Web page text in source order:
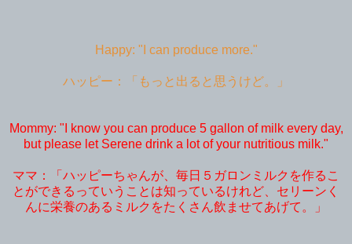
Happy: "I can produce more."
ハッピー：「もっと出ると思うけど。」
Mommy: "I know you can produce 5 gallon of milk every day,
but please let Serene drink a lot of your nutritious milk."
ママ：「ハッピーちゃんが、毎日５ガロンミルクを作るこ
とができるっていうことは知っているけれど、セリーンく
んに栄養のあるミルクをたくさん飲ませてあげて。」